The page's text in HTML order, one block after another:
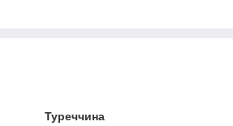
Туреччина